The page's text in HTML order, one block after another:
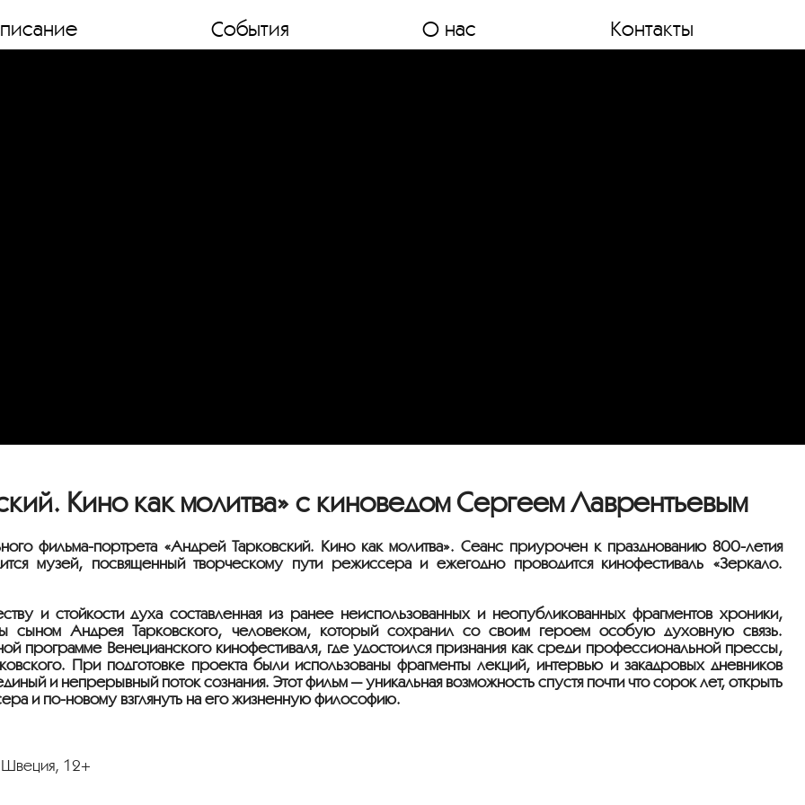
События О нас Контакты
Кино как молитва» с киноведом Сергеем Лаврентьевым
фильма-портрета «Андрей Тарковский. Кино как молитва». Сеанс приурочен к празднованию 800-летия
музей, посвященный творческому пути режиссера и ежегодно проводится кинофестиваль «Зеркало.
и стойкости духа составленная из ранее неиспользованных и неопубликованных фрагментов хроники,
Андрея Тарковского, человеком, который сохранил со своим героем особую духовную связь.
программе Венецианского кинофестиваля, где удостоился признания как среди профессиональной прессы,
При подготовке проекта были использованы фрагменты лекций, интервью и закадровых дневников
и непрерывный поток сознания. Этот фильм — уникальная возможность спустя почти что сорок лет, открыть
и по-новому взглянуть на его жизненную философию.
Швеция, 12+